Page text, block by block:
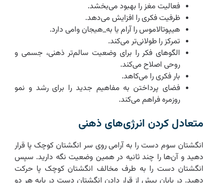
فعالیت مغز را بهبود می‌بخشد.
ظرفیت فکری را افزایش می‌دهد.
هیپوتالاموس را آرام یا به_هیجان وامی دارد.
تمرکز را طولانی‌تر می‌کند.
الگوهای فکر را برای وضعیت سالم‌تر ذهنی، جسمی و
روحی اصلاح می‌کند.
بار فکری را می‌کاهد.
فضای پرداختن به مفاهیم جدید را برای رشد و نمو
روزمره فراهم می‌کند.
متعادل کردن انرژی‌های ذهنی
انگشتان سوم دست را به آرامی روی سر انگشتان کوچک پا قرار
دهید و آن‌ها را چند ثانیه در همین وضعیت نگه دارید. سپس
انگشتان دست را به طرف مخالف انگشتان کوچک پا حرکت